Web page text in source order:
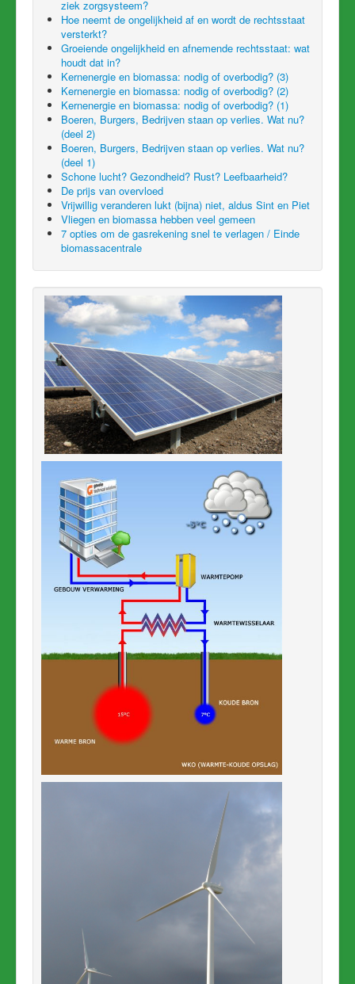
ziek zorgsysteem?
Hoe neemt de ongelijkheid af en wordt de rechtsstaat
versterkt?
Groeiende ongelijkheid en afnemende rechtsstaat: wat
houdt dat in?
Kernenergie en biomassa: nodig of overbodig? (3)
Kernenergie en biomassa: nodig of overbodig? (2)
Kernenergie en biomassa: nodig of overbodig? (1)
Boeren, Burgers, Bedrijven staan op verlies. Wat nu?
(deel 2)
Boeren, Burgers, Bedrijven staan op verlies. Wat nu?
(deel 1)
Schone lucht? Gezondheid? Rust? Leefbaarheid?
De prijs van overvloed
Vrijwillig veranderen lukt (bijna) niet, aldus Sint en Piet
Vliegen en biomassa hebben veel gemeen
7 opties om de gasrekening snel te verlagen / Einde
biomassacentrale